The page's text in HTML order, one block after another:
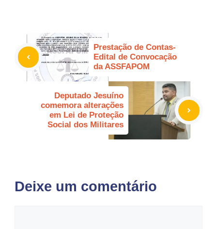
Prestação de Contas-
Edital de Convocação
da ASSFAPOM
Deputado Jesuíno
comemora alterações
em Lei de Proteção
Social dos Militares
Deixe um comentário